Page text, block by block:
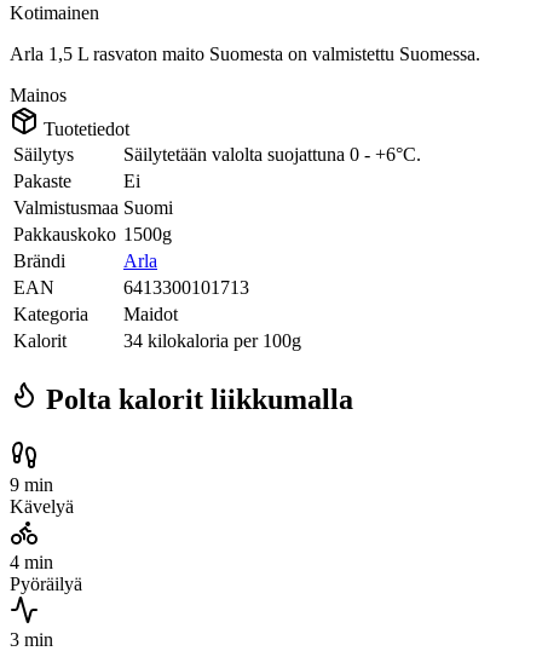
Kotimainen
Arla 1,5 L rasvaton maito Suomesta on valmistettu Suomessa.
Mainos
Tuotetiedot
Säilytys
Säilytetään valolta suojattuna 0 - +6°C.
Pakaste
Ei
Valmistusmaa Suomi
Pakkauskoko 1500g
Brändi
Arla
EAN
6413300101713
Kategoria
Maidot
Kalorit
34 kilokaloria per 100g
Polta kalorit liikkumalla
9 min
Kävelyä
4 min
Pyöräilyä
3 min